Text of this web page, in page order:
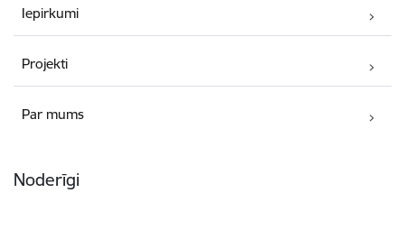
Iepirkumi
Projekti
Par mums
Noderīgi